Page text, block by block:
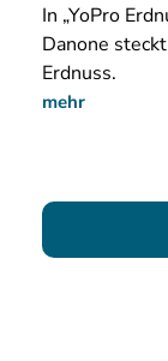
In „YoPro
Danone
Erdnuss.
mehr